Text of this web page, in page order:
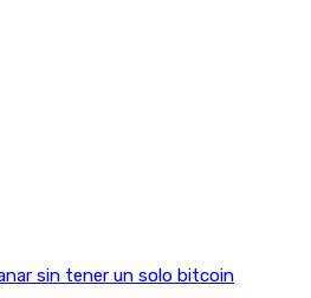
sin tener un solo bitcoin